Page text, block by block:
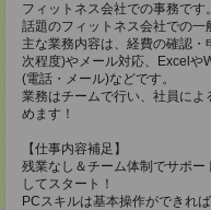
フィットネス会社での事務です。
話題のフィットネス会社での一
主な業務内容は、経費の確認
次程度)やメール対応、Excelや
(電話・メール)などです。
業務はチームで行い、社員に
めます！
【仕事内容補足】
残業なし＆チーム体制でサポ
してスタート！
PCスキルは基本操作ができれば